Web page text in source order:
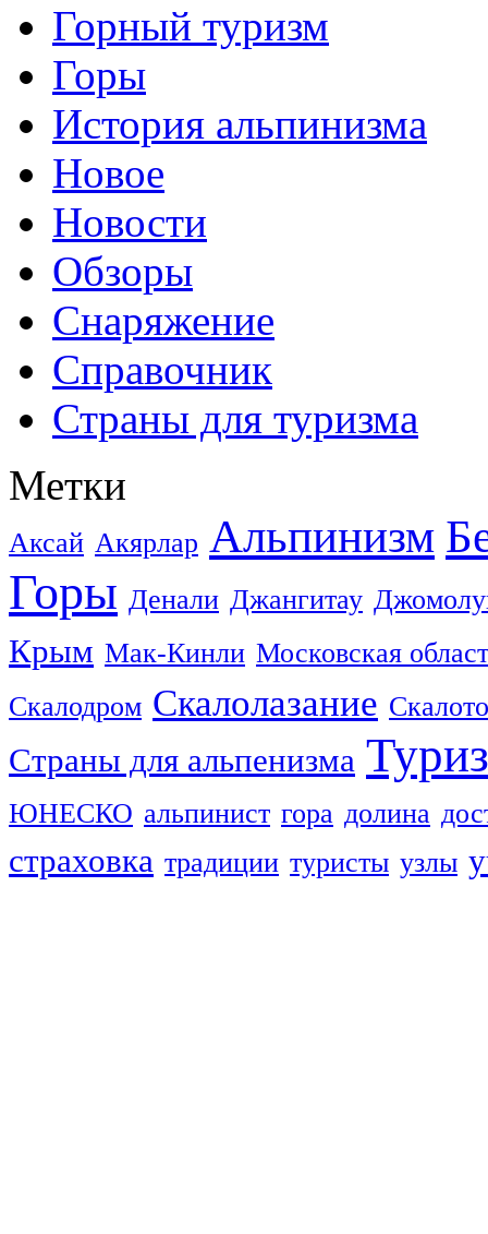
Горный туризм
Горы
История альпинизма
Новое
Новости
Обзоры
Снаряжение
Справочник
Страны для туризма
Метки
Аксай Акярлар Альпинизм
Горы Денали Джангитау
Крым Мак-Кинли Московская
Скалодром Скалолазание
Страны для альпенизма
ЮНЕСКО альпинист гора долина
страховка традиции туристы узлы